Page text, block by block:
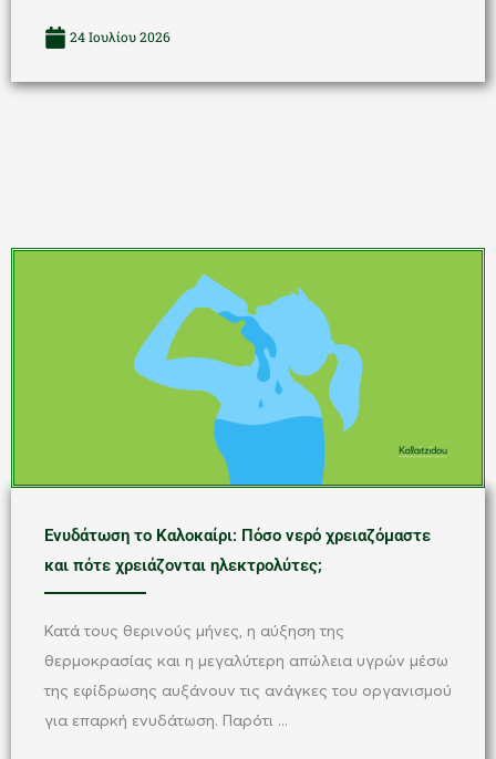
24 Ιουλίου 2026
Ενυδάτωση το Καλοκαίρι: Πόσο νερό χρειαζόμαστε
και πότε χρειάζονται ηλεκτρολύτες;
Κατά τους θερινούς μήνες, η αύξηση της
θερμοκρασίας και η μεγαλύτερη απώλεια υγρών μέσω
της εφίδρωσης αυξάνουν τις ανάγκες του οργανισμού
για επαρκή ενυδάτωση. Παρότι ...